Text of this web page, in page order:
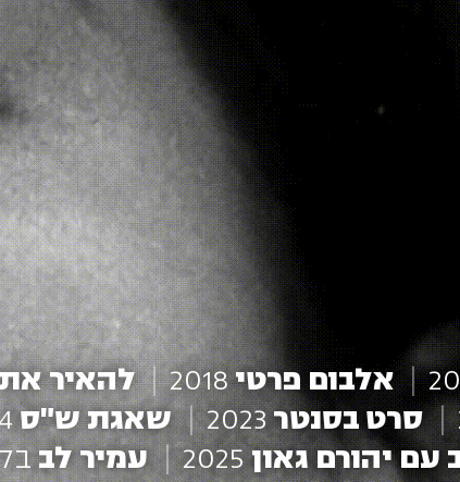
אלבום פרטי2018 להאיר
סרט בסנטר2023 שאגת ש"ס
עם יהורם גאון2025 עמיר לב